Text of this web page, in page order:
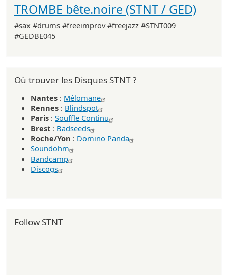
TROMBE bête.noire (STNT / GED)
#sax #drums #freeimprov #freejazz #STNT009
#GEDBE045
Où trouver les Disques STNT ?
Nantes : Mélomane
Rennes : Blindspot
Paris : Souffle Continu
Brest : Badseeds
Roche/Yon : Domino Panda
Soundohm
Bandcamp
Discogs
Follow STNT